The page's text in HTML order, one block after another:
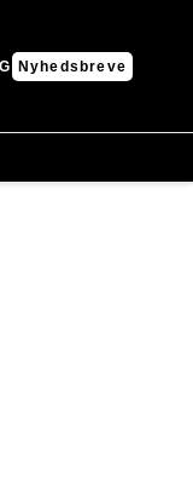
Nyhedsbreve